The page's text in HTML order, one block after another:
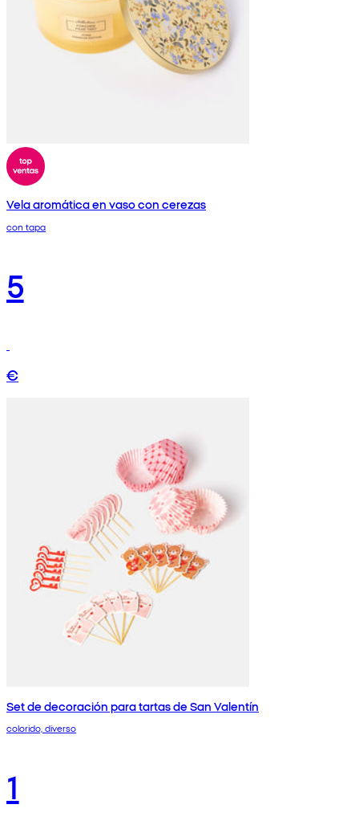
Vela aromática en vaso con cerezas
con tapa
5
€
Set de decoración para tartas de San Valentín
colorido, diverso
1